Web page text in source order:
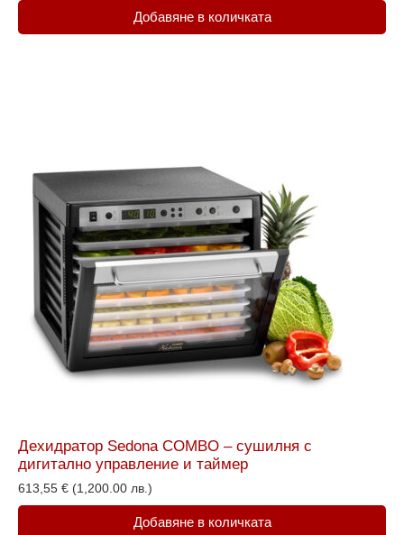
Добавяне в количката
Дехидратор Sedona COMBO – сушилня с
дигитално управление и таймер
613,55 € (1,200.00 лв.)
Добавяне в количката